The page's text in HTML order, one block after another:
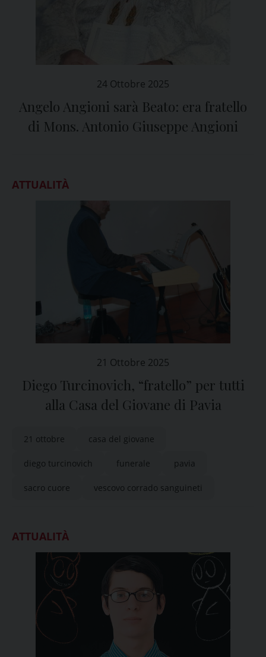
24 Ottobre 2025
Angelo Angioni sarà Beato: era fratello
di Mons. Antonio Giuseppe Angioni
ATTUALITÀ
21 Ottobre 2025
Diego Turcinovich, “fratello” per tutti
alla Casa del Giovane di Pavia
21 ottobre casa del giovane
diego turcinovich funerale pavia
sacro cuore vescovo corrado sanguineti
ATTUALITÀ